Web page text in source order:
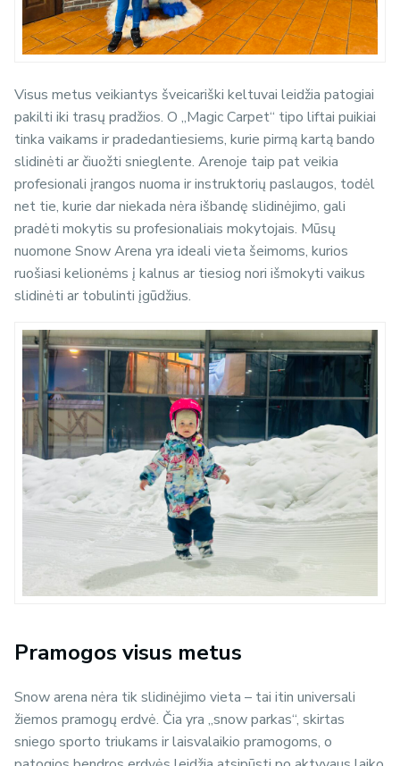
Visus metus veikiantys šveicariški keltuvai leidžia patogiai
pakilti iki trasų pradžios. O „Magic Carpet“ tipo liftai puikiai
tinka vaikams ir pradedantiesiems, kurie pirmą kartą bando
slidinėti ar čiuožti snieglente. Arenoje taip pat veikia
profesionali įrangos nuoma ir instruktorių paslaugos, todėl
net tie, kurie dar niekada nėra išbandę slidinėjimo, gali
pradėti mokytis su profesionaliais mokytojais. Mūsų
nuomone Snow Arena yra ideali vieta šeimoms, kurios
ruošiasi kelionėms į kalnus ar tiesiog nori išmokyti vaikus
slidinėti ar tobulinti įgūdžius.
Pramogos visus metus
Snow arena nėra tik slidinėjimo vieta – tai itin universali
žiemos pramogų erdvė. Čia yra „snow parkas“, skirtas
sniego sporto triukams ir laisvalaikio pramogoms, o